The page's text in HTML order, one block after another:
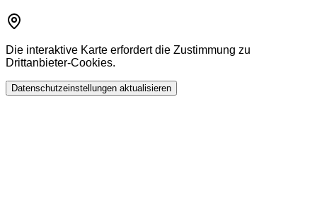
Die interaktive Karte erfordert die Zustimmung zu
Drittanbieter-Cookies.
Datenschutzeinstellungen aktualisieren